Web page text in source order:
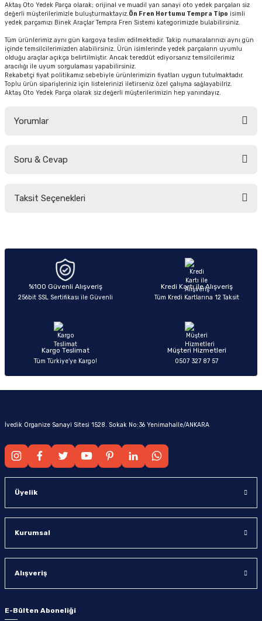
Aktaş Oto Yedek Parça olarak; orijinal ve muadil yan sanayi oto yedek parçaları siz
değerli müşterilerimizle buluşturmaktayız.Ön Fren Hortumu Tempra Tipo isimli
yedek parçamızı Binek Araçlar Tempra Fren Sistemi kategorimizde bulabilirsiniz.
Tüm ürünlerimiz aynı gün kargoya teslim edilmektedir. Takip numaralarınızı aynı gün
içinde temsilcilerimizden alabilirsiniz. Ürün isimlerinde yedek parçaların uyumlu
olduğu araçlar açıkça belirtilmiştir. Ancak tereddüt ediyorsanız temsilcilerimiz
aracılığı ile uyum sorgulaması yapabilirsiniz.
Rekabetçi fiyat politikamız sebebiyle ürünlerimizin fiyatları uygun tutulmaktadır.
Toplu ürün siparişleriniz için listelerinizi iletirseniz özel çalışma sağlayabilriz.
Aktaş Oto Yedek Parça olarak siz değerli müşterilerimizin hep yanındayız.
Yorumlar
Soru & Cevap
Taksit Seçenekleri
%100 Güvenli Alışveriş
256bit SSL Sertifikası ile Güvenli
Kredi Kartı ile Alışveriş
Tüm Kredi Kartlarına 12 Taksit
Kargo Teslimat
Tüm Türkiye’ye Kargo!
Müşteri Hizmetleri
0507 327 87 57
İvedik Organize Sanayi Sitesi 1528. Sokak No:36 Yenimahalle/ANKARA
Üyelik
Kurumsal
Alışveriş
E-Bülten Aboneliği